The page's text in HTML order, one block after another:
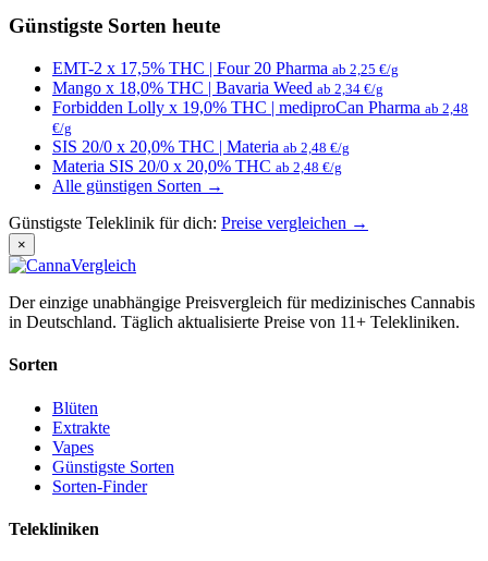
Günstigste Sorten heute
EMT-2 x 17,5% THC | Four 20 Pharma ab 2,25 €/g
Mango x 18,0% THC | Bavaria Weed ab 2,34 €/g
Forbidden Lolly x 19,0% THC | mediproCan Pharma ab 2,48
€/g
SIS 20/0 x 20,0% THC | Materia ab 2,48 €/g
Materia SIS 20/0 x 20,0% THC ab 2,48 €/g
Alle günstigen Sorten →
Günstigste Teleklinik für dich: Preise vergleichen →
×
Der einzige unabhängige Preisvergleich für medizinisches Cannabis
in Deutschland. Täglich aktualisierte Preise von 11+ Telekliniken.
Sorten
Blüten
Extrakte
Vapes
Günstigste Sorten
Sorten-Finder
Telekliniken